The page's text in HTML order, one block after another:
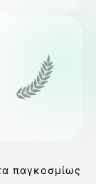
παγκοσμίως